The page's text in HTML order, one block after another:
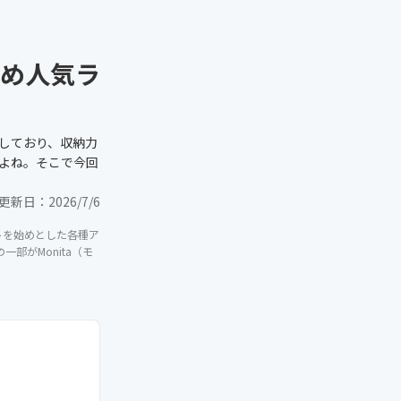
人気ラ
ており、収納力
ね。そこで今回
新日： 2026/7/6
始めとした各種ア
一部がMonita（モ